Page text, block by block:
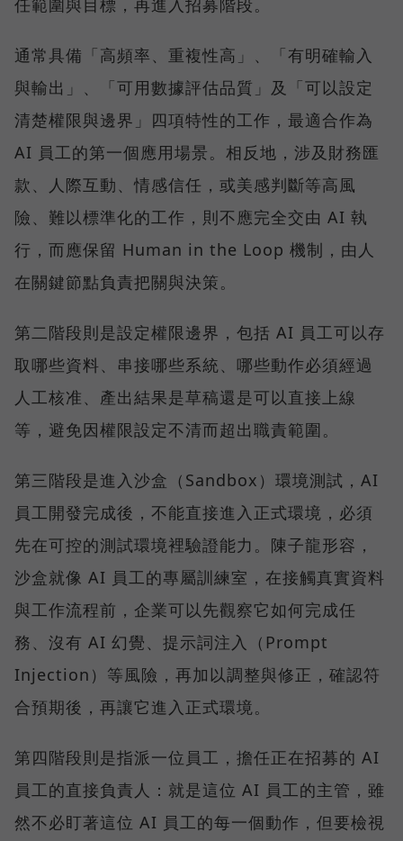
通常具備「高頻率、重複性高」、「有明確輸入
與輸出」、「可用數據評估品質」及「可以設定
清楚權限與邊界」四項特性的工作，最適合作為
AI 員工的第一個應用場景。相反地，涉及財務匯
款、人際互動、情感信任，或美感判斷等高風
險、難以標準化的工作，則不應完全交由 AI 執
行，而應保留 Human in the Loop 機制，由人
在關鍵節點負責把關與決策。
第二階段則是設定權限邊界，包括 AI 員工可以存
取哪些資料、串接哪些系統、哪些動作必須經過
人工核准、產出結果是草稿還是可以直接上線
等，避免因權限設定不清而超出職責範圍。
第三階段是進入沙盒（Sandbox）環境測試，AI
員工開發完成後，不能直接進入正式環境，必須
先在可控的測試環境裡驗證能力。陳子龍形容，
沙盒就像 AI 員工的專屬訓練室，在接觸真實資料
與工作流程前，企業可以先觀察它如何完成任
務、沒有 AI 幻覺、提示詞注入（Prompt
Injection）等風險，再加以調整與修正，確認符
合預期後，再讓它進入正式環境。
第四階段則是指派一位員工，擔任正在招募的 AI
員工的直接負責人：就是這位 AI 員工的主管，雖
然不必盯著這位 AI 員工的每一個動作，但要檢視